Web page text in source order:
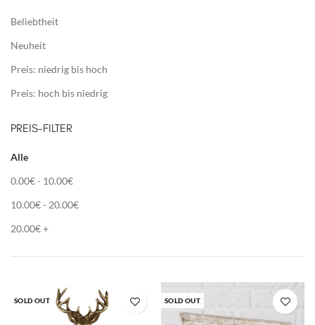
Beliebtheit
Neuheit
Preis: niedrig bis hoch
Preis: hoch bis niedrig
PREIS-FILTER
Alle
0.00€- 10.00€
10.00€- 20.00€
20.00€+
SOLD OUT SOLD OUT